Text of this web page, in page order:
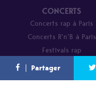
L’équipe
Nous
rejoindre
Partager
CONCERTS
Concerts rap à Paris
Concerts R’n’B à Paris
Festivals rap